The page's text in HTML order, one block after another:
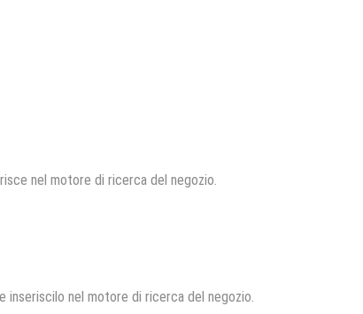
nel motore di ricerca del negozio.
inseriscilo nel motore di ricerca del negozio.